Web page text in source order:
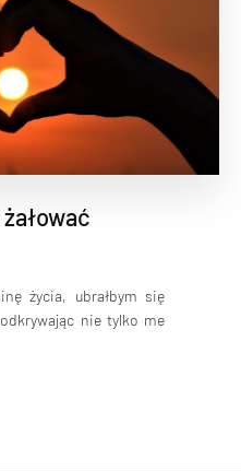
życia, ubrałbym się
nie tylko me